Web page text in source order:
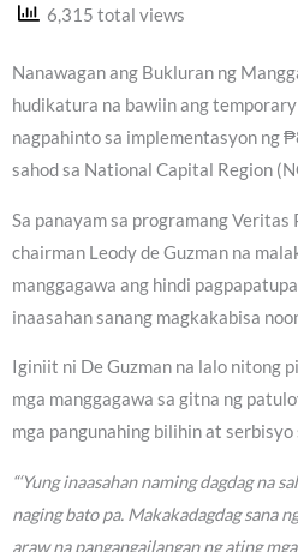
6,315 total views
Nanawagan ang Bukluran ng
hudikatura na bawiin ang
nagpahinto sa implementasyon ng
sahod sa National Capital Region
Sa panayam sa programang Veritas
chairman Leody de Guzman na
manggagawa ang hindi
inaasahan sanang magkakabisa
Iginiit ni De Guzman na lalo nitong
mga manggagawa sa gitna ng
mga pangunahing bilihin at serbisyo
“‘Yung inaasahan naming dagdag na
naging bato pa. Makakadagdag sana
araw na pangangailangan ng ating